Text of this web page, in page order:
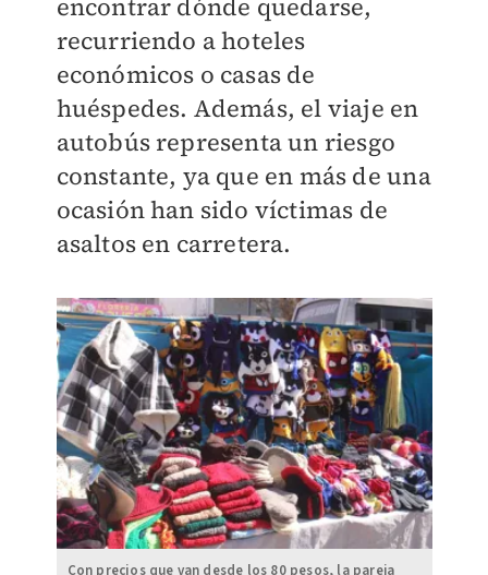
encontrar dónde quedarse,
recurriendo a hoteles
económicos o casas de
huéspedes. Además, el viaje en
autobús representa un riesgo
constante, ya que en más de una
ocasión han sido víctimas de
asaltos en carretera.
Con precios que van desde los 80 pesos, la pareja